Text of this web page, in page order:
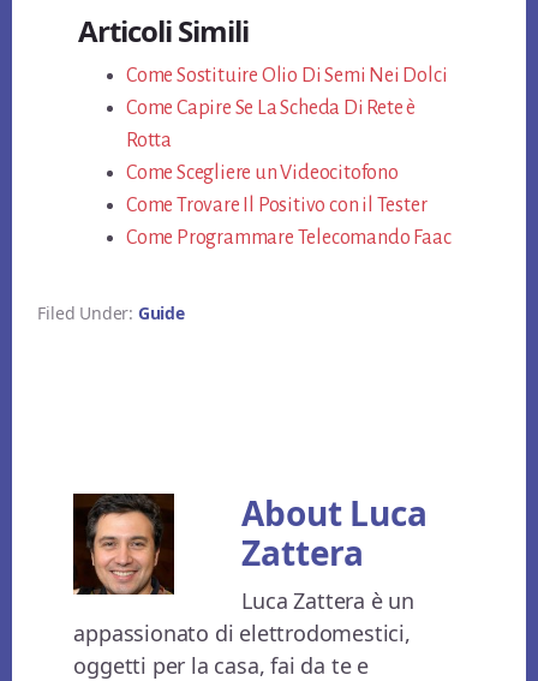
bo
ok
tt
er
er
es
t
vi
di
Articoli Simili
Come Sostituire Olio Di Semi Nei Dolci
Come Capire Se La Scheda Di Rete è
Rotta
Come Scegliere un Videocitofono
Come Trovare Il Positivo con il Tester
Come Programmare Telecomando Faac
Filed Under: Guide
About Luca
Zattera
Luca Zattera è un
appassionato di elettrodomestici,
oggetti per la casa, fai da te e